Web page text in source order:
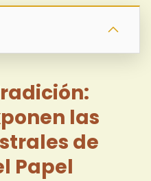
las
de
Papel